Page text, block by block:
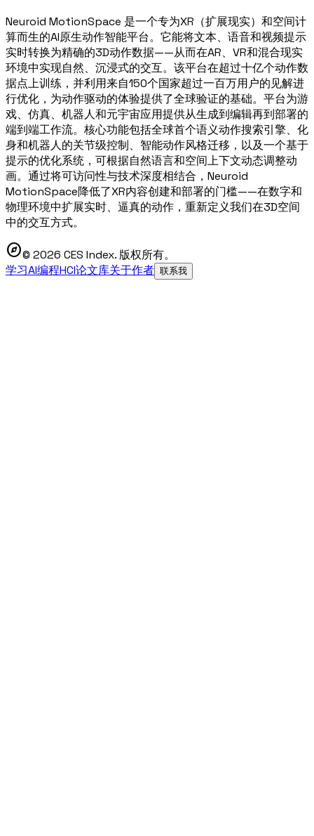
Neuroid MotionSpace 是一个专为XR（扩展现实）和空间计
算而生的AI原生动作智能平台。它能将文本、语音和视频提示
实时转换为精确的3D动作数据——从而在AR、VR和混合现实
环境中实现自然、沉浸式的交互。该平台在超过十亿个动作数
据点上训练，并利用来自150个国家超过一百万用户的见解进
行优化，为动作驱动的体验提供了全球验证的基础。平台为游
戏、仿真、机器人和元宇宙应用提供从生成到编辑再到部署的
端到端工作流。核心功能包括全球首个语义动作搜索引擎、化
身和机器人的关节级控制、智能动作风格迁移，以及一个基于
提示的优化系统，可根据自然语言和空间上下文动态调整动
画。通过将可访问性与技术深度相结合，Neuroid
MotionSpace降低了XR内容创建和部署的门槛——在数字和
物理环境中扩展实时、逼真的动作，重新定义我们在3D空间
中的交互方式。
explore© 2026 CES Index. 版权所有。
学习AI编程HCI论文库关于作者 联系我